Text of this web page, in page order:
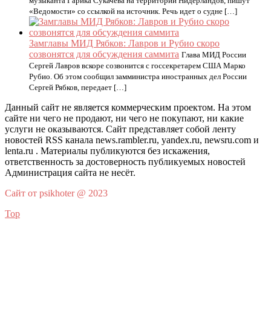
«Ведомости» со ссылкой на источник. Речь идет о судне […]
Замглавы МИД Рябков: Лавров и Рубио скоро
созвонятся для обсуждения саммита Глава МИД России
Сергей Лавров вскоре созвонится с госсекретарем США Марко
Рубио. Об этом сообщил замминистра иностранных дел России
Сергей Рябков, передает […]
Данный сайт не является коммерческим проектом. На этом
сайте ни чего не продают, ни чего не покупают, ни какие
услуги не оказываются. Сайт представляет собой ленту
новостей RSS канала news.rambler.ru, yandex.ru, newsru.com и
lenta.ru . Материалы публикуются без искажения,
ответственность за достоверность публикуемых новостей
Администрация сайта не несёт.
Сайт от psikhoter @ 2023
Top